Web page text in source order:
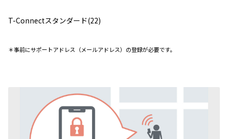
T-Connectスタンダード(22)
＊事前にサポートアドレス（メールアドレス）の登録が必要です。